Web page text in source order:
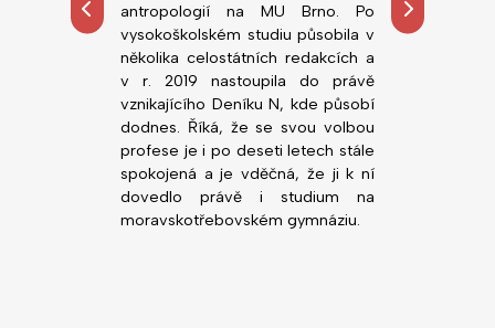
zejména
prostor.
antropologií na MU Brno. Po
vysokoškolském studiu působila v
několika celostátních redakcích a
v r. 2019 nastoupila do právě
vznikajícího Deníku N, kde působí
dodnes. Říká, že se svou volbou
profese je i po deseti letech stále
spokojená a je vděčná, že ji k ní
dovedlo právě i studium na
moravskotřebovském gymnáziu.
Palackého.
působí